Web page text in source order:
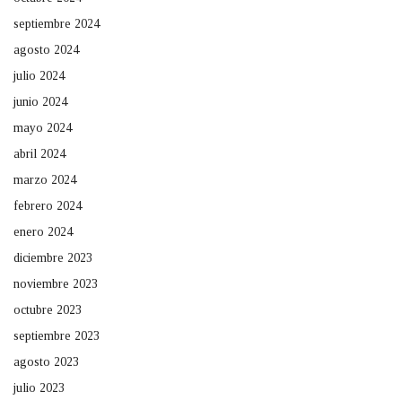
septiembre 2024
agosto 2024
julio 2024
junio 2024
mayo 2024
abril 2024
marzo 2024
febrero 2024
enero 2024
diciembre 2023
noviembre 2023
octubre 2023
septiembre 2023
agosto 2023
julio 2023